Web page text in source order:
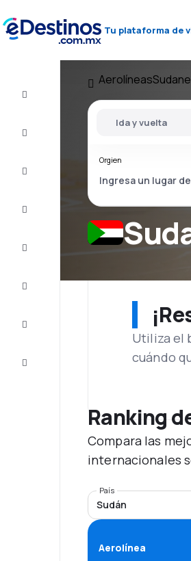
Tu plataforma de
Completa
Aerolíneas
Ida y vuelta
Orgien
Utiliza el
cuándo
Ranking
Compara las
internacionales
País
Sudán
Aerolínea